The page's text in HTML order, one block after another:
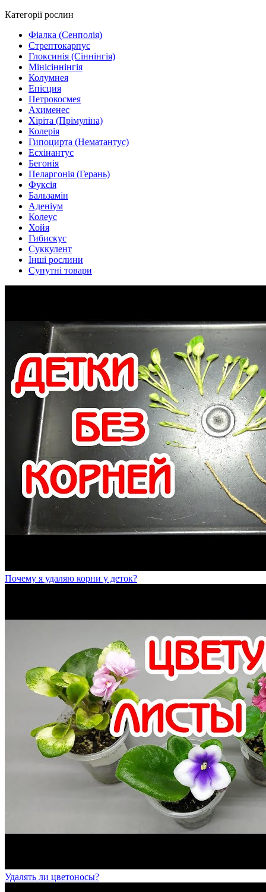
Категорії рослин
Фіалка (Сенполія)
Стрептокарпус
Глоксинія (Сіннінгія)
Мінісіннінгія
Колумнея
Епісция
Петрокосмея
Ахименес
Хіріта (Прімуліна)
Колерія
Гипоцирта (Нематантус)
Есхінантус
Бегонія
Пеларгонія (Герань)
Фуксія
Бальзамін
Аденіум
Колеус
Хойя
Гибискус
Суккулент
Інші рослини
Супутні товари
Почему я удаляю корни у деток?
Удалять ли цветоносы?